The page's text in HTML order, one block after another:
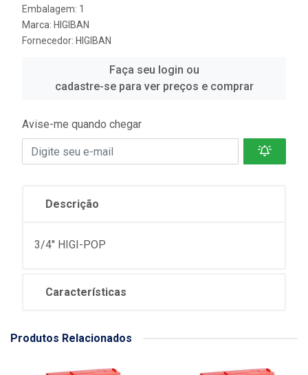
Embalagem: 1
Marca: HIGIBAN
Fornecedor: HIGIBAN
Faça seu login ou
cadastre-se para ver preços e comprar
Avise-me quando chegar
Descrição
3/4'' HIGI-POP
Características
Produtos Relacionados